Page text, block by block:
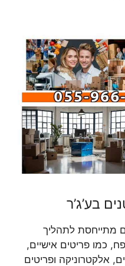
בע’ג’ר
מתייחסת לתהליך
כמו פריטים אישיים,
אלקטרוניקה ופריטים